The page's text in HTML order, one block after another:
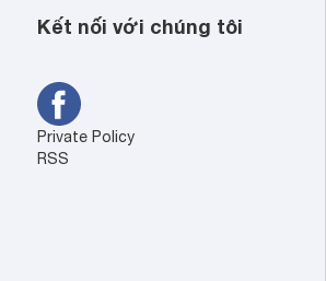
Kết nối với chúng tôi
Private Policy
RSS